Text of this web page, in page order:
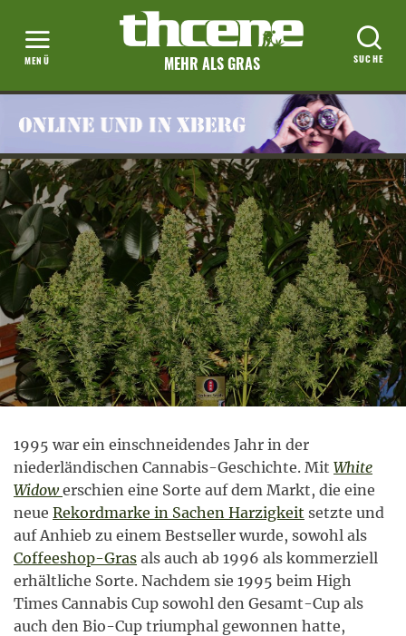
MEHR ALS GRAS
1995 war ein einschneidendes Jahr in der
niederländischen Cannabis-Geschichte. Mit White
Widow erschien eine Sorte auf dem Markt, die eine
neue Rekordmarke in Sachen Harzigkeit setzte und
auf Anhieb zu einem Bestseller wurde, sowohl als
Coffeeshop-Gras als auch ab 1996 als kommerziell
erhältliche Sorte. Nachdem sie 1995 beim High
Times Cannabis Cup sowohl den Gesamt-Cup als
auch den Bio-Cup triumphal gewonnen hatte,